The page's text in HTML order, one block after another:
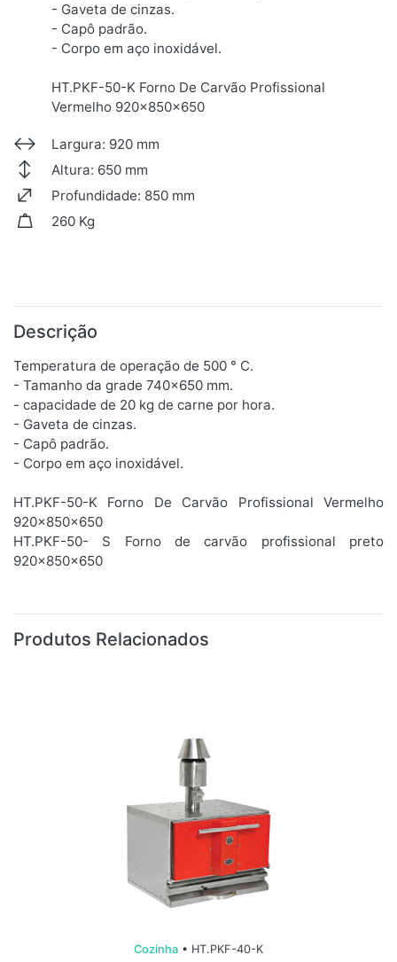
- Gaveta de cinzas.
- Capô padrão.
- Corpo em aço inoxidável.
HT.PKF-50-K Forno De Carvão Profissional
Vermelho 920x850x650
Largura: 920 mm
Altura: 650 mm
Profundidade: 850 mm
260 Kg
Descrição
Temperatura de operação de 500 ° C.
- Tamanho da grade 740x650 mm.
- capacidade de 20 kg de carne por hora.
- Gaveta de cinzas.
- Capô padrão.
- Corpo em aço inoxidável.
HT.PKF-50-K Forno De Carvão Profissional Vermelho
920x850x650
HT.PKF-50- S Forno de carvão profissional preto
920x850x650
Produtos Relacionados
Cozinha • HT.PKF-40-K